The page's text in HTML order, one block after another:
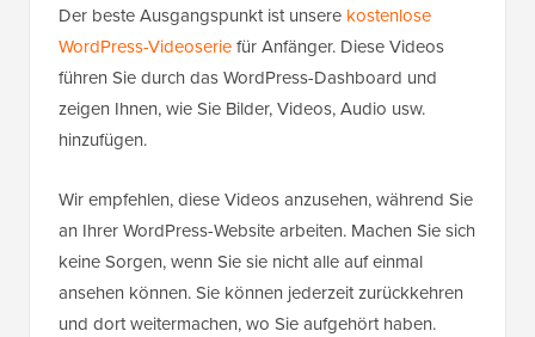
Der beste Ausgangspunkt ist unsere kostenlose
WordPress-Videoseriefür Anfänger. Diese Videos
führen Sie durch das WordPress-Dashboard und
zeigen Ihnen, wie Sie Bilder, Videos, Audio usw.
hinzufügen.
Wir empfehlen, diese Videos anzusehen, während Sie
an Ihrer WordPress-Website arbeiten. Machen Sie sich
keine Sorgen, wenn Sie sie nicht alle auf einmal
ansehen können. Sie können jederzeit zurückkehren
und dort weitermachen, wo Sie aufgehört haben.